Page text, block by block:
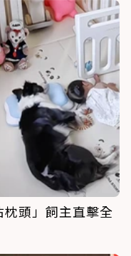
頭」飼主直擊全